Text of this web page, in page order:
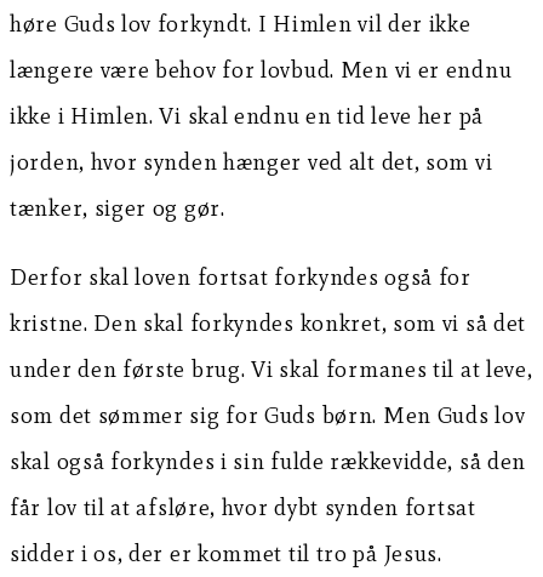
høre Guds lov forkyndt. I Himlen vil der ikke
længere være behov for lovbud. Men vi er endnu
ikke i Himlen. Vi skal endnu en tid leve her på
jorden, hvor synden hænger ved alt det, som vi
tænker, siger og gør.
Derfor skal loven fortsat forkyndes også for
kristne. Den skal forkyndes konkret, som vi så det
under den første brug. Vi skal formanes til at leve,
som det sømmer sig for Guds børn. Men Guds lov
skal også forkyndes i sin fulde rækkevidde, så den
får lov til at afsløre, hvor dybt synden fortsat
sidder i os, der er kommet til tro på Jesus.